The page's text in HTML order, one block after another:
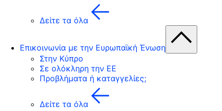
Δείτε τα όλα
Επικοινωνία με την Ευρωπαϊκή Ένωση
Στην Κύπρο
Σε ολόκληρη την ΕΕ
Προβλήματα ή καταγγελίες;
Δείτε τα όλα